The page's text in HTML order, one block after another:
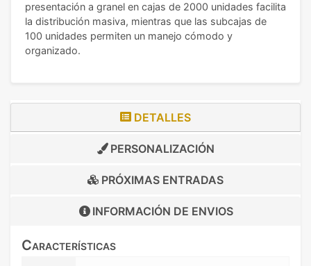
presentación a granel en cajas de 2000 unidades facilita
la distribución masiva, mientras que las subcajas de
100 unidades permiten un manejo cómodo y
organizado.
DETALLES
PERSONALIZACIÓN
PRÓXIMAS ENTRADAS
INFORMACIÓN DE ENVIOS
Características